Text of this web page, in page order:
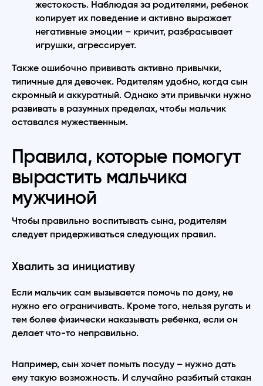
жестокость. Наблюдая за родителями, ребенок
копирует их поведение и активно выражает
негативные эмоции – кричит, разбрасывает
игрушки, агрессирует.
Также ошибочно прививать активно привычки,
типичные для девочек. Родителям удобно, когда сын
скромный и аккуратный. Однако эти привычки нужно
развивать в разумных пределах, чтобы мальчик
оставался мужественным.
Правила, которые помогут
вырастить мальчика
мужчиной
Чтобы правильно воспитывать сына, родителям
следует придерживаться следующих правил.
Хвалить за инициативу
Если мальчик сам вызывается помочь по дому, не
нужно его ограничивать. Кроме того, нельзя ругать и
тем более физически наказывать ребенка, если он
делает что-то неправильно.
Например, сын хочет помыть посуду – нужно дать
ему такую возможность. И случайно разбитый стакан